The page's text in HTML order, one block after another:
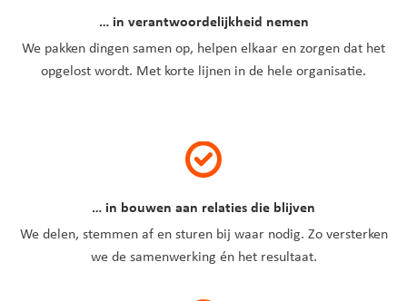
… in verantwoordelijkheid nemen
We pakken dingen samen op, helpen elkaar en zorgen dat het
opgelost wordt. Met korte lijnen in de hele organisatie.
… in bouwen aan relaties die blijven
We delen, stemmen af en sturen bij waar nodig. Zo versterken
we de samenwerking én het resultaat.